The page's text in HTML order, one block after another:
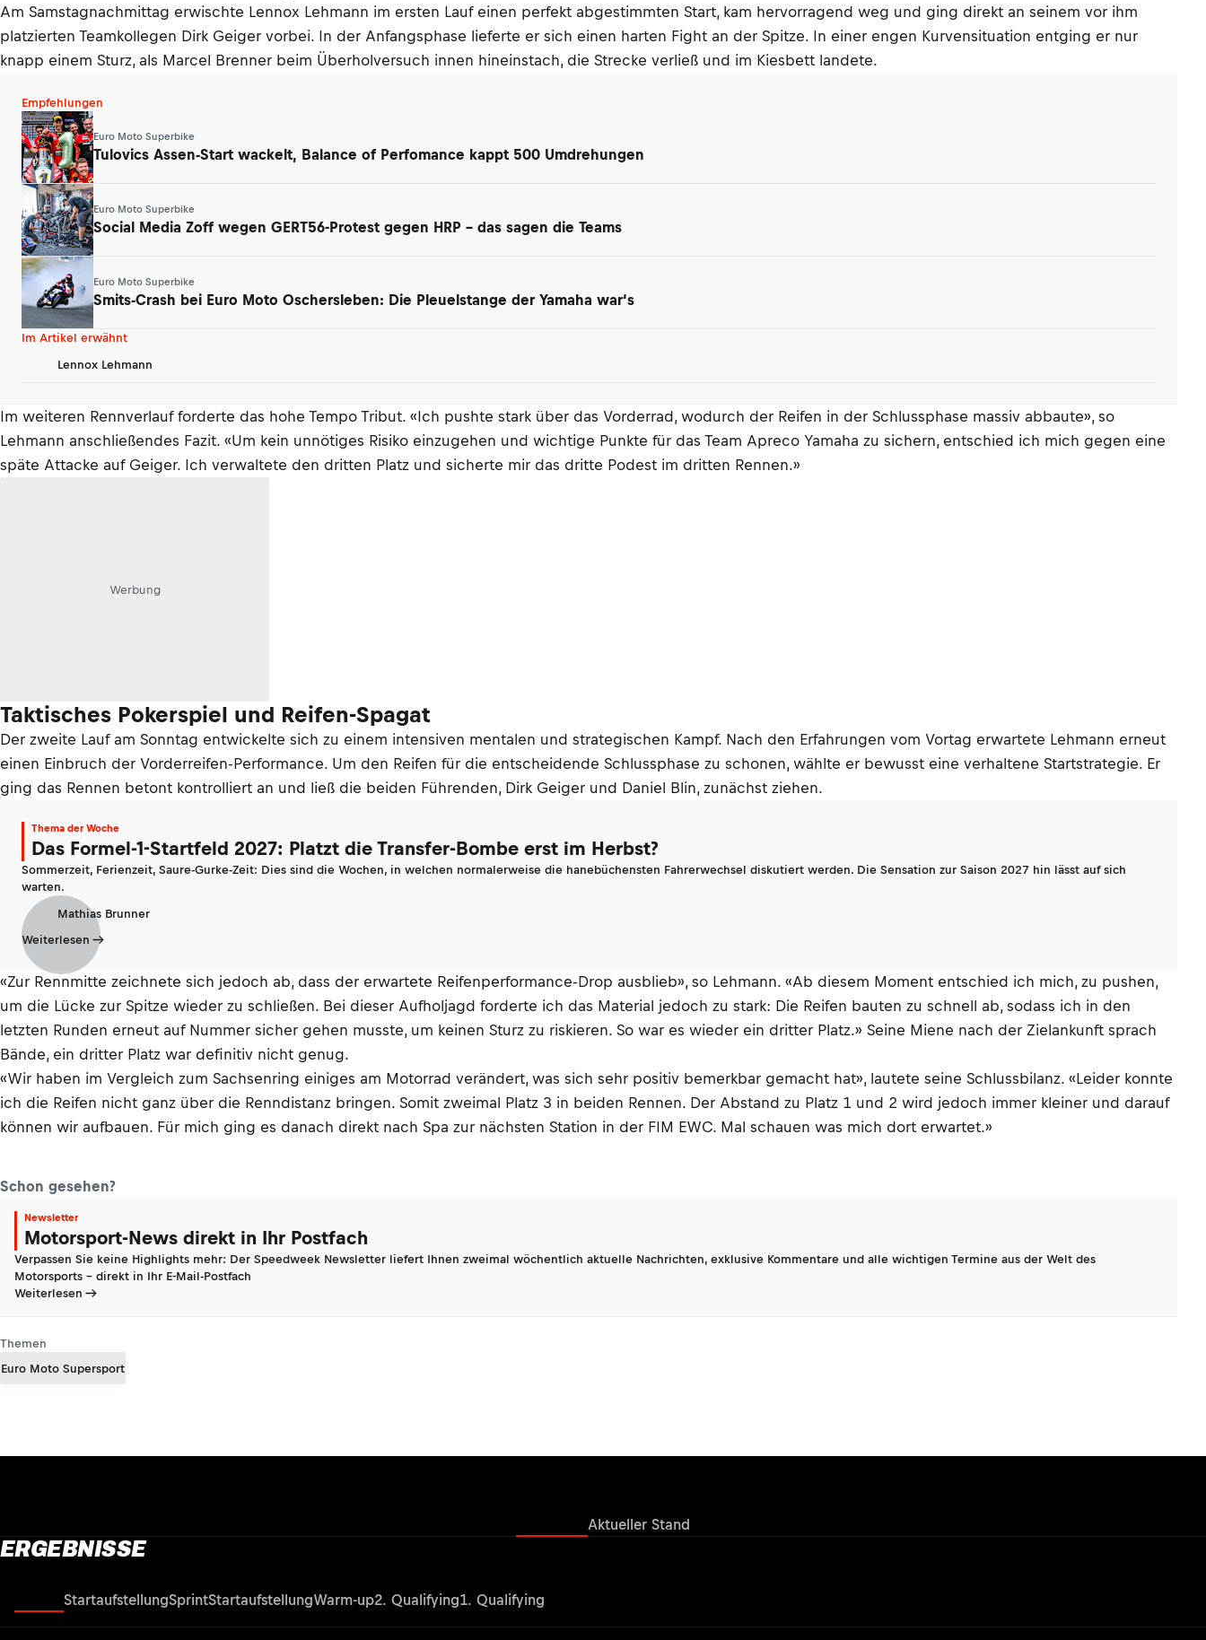
Am Samstagnachmittag erwischte Lennox Lehmann im ersten Lauf einen perfekt abgestimmten Start, kam hervorragend weg und ging direkt an seinem vor ihm
platzierten Teamkollegen Dirk Geiger vorbei. In der Anfangsphase lieferte er sich einen harten Fight an der Spitze. In einer engen Kurvensituation entging er nur
knapp einem Sturz, als Marcel Brenner beim Überholversuch innen hineinstach, die Strecke verließ und im Kiesbett landete.
Empfehlungen
Euro Moto Superbike
Tulovics Assen-Start wackelt, Balance of Perfomance kappt 500 Umdrehungen
Euro Moto Superbike
Social Media Zoff wegen GERT56-Protest gegen HRP – das sagen die Teams
Euro Moto Superbike
Smits-Crash bei Euro Moto Oschersleben: Die Pleuelstange der Yamaha war‘s
Im Artikel erwähnt
Lennox Lehmann
Im weiteren Rennverlauf forderte das hohe Tempo Tribut. «Ich pushte stark über das Vorderrad, wodurch der Reifen in der Schlussphase massiv abbaute», so
Lehmann anschließendes Fazit. «Um kein unnötiges Risiko einzugehen und wichtige Punkte für das Team Apreco Yamaha zu sichern, entschied ich mich gegen eine
späte Attacke auf Geiger. Ich verwaltete den dritten Platz und sicherte mir das dritte Podest im dritten Rennen.»
Werbung
Taktisches Pokerspiel und Reifen-Spagat
Der zweite Lauf am Sonntag entwickelte sich zu einem intensiven mentalen und strategischen Kampf. Nach den Erfahrungen vom Vortag erwartete Lehmann erneut
einen Einbruch der Vorderreifen-Performance. Um den Reifen für die entscheidende Schlussphase zu schonen, wählte er bewusst eine verhaltene Startstrategie. Er
ging das Rennen betont kontrolliert an und ließ die beiden Führenden, Dirk Geiger und Daniel Blin, zunächst ziehen.
Thema der Woche
Das Formel-1-Startfeld 2027: Platzt die Transfer-Bombe erst im Herbst?
Sommerzeit, Ferienzeit, Saure-Gurke-Zeit: Dies sind die Wochen, in welchen normalerweise die hanebüchensten Fahrerwechsel diskutiert werden. Die Sensation zur Saison 2027 hin lässt auf sich
warten.
Mathias Brunner
Weiterlesen
«Zur Rennmitte zeichnete sich jedoch ab, dass der erwartete Reifenperformance-Drop ausblieb», so Lehmann. «Ab diesem Moment entschied ich mich, zu pushen,
um die Lücke zur Spitze wieder zu schließen. Bei dieser Aufholjagd forderte ich das Material jedoch zu stark: Die Reifen bauten zu schnell ab, sodass ich in den
letzten Runden erneut auf Nummer sicher gehen musste, um keinen Sturz zu riskieren. So war es wieder ein dritter Platz.» Seine Miene nach der Zielankunft sprach
Bände, ein dritter Platz war definitiv nicht genug.
«Wir haben im Vergleich zum Sachsenring einiges am Motorrad verändert, was sich sehr positiv bemerkbar gemacht hat», lautete seine Schlussbilanz. «Leider konnte
ich die Reifen nicht ganz über die Renndistanz bringen. Somit zweimal Platz 3 in beiden Rennen. Der Abstand zu Platz 1 und 2 wird jedoch immer kleiner und darauf
können wir aufbauen. Für mich ging es danach direkt nach Spa zur nächsten Station in der FIM EWC. Mal schauen was mich dort erwartet.»
Schon gesehen?
Newsletter
Motorsport-News direkt in Ihr Postfach
Verpassen Sie keine Highlights mehr: Der Speedweek Newsletter liefert Ihnen zweimal wöchentlich aktuelle Nachrichten, exklusive Kommentare und alle wichtigen Termine aus der Welt des
Motorsports - direkt in Ihr E-Mail-Postfach
Weiterlesen
Themen
Euro Moto Supersport
Aktueller Stand
ERGEBNISSE
StartaufstellungSprintStartaufstellungWarm-up2. Qualifying1. Qualifying